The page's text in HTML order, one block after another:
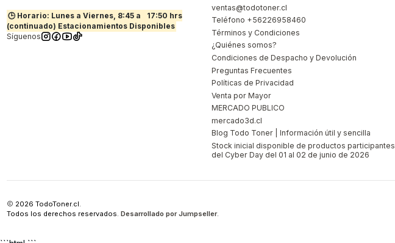
🕒 Horario: Lunes a Viernes, 8:45 a
17:50 hrs
(continuado) Estacionamientos Disponibles
Síguenos
ventas@todotoner.cl
Teléfono +56226958460
Términos y Condiciones
¿Quiénes somos?
Condiciones de Despacho y Devolución
Preguntas Frecuentes
Políticas de Privacidad
Venta por Mayor
MERCADO PUBLICO
mercado3d.cl
Blog Todo Toner | Información útil y sencilla
Stock inicial disponible de productos participantes
del Cyber Day del 01 al 02 de junio de 2026
2026 TodoToner.cl.
Todos los derechos reservados. Desarrollado por Jumpseller.